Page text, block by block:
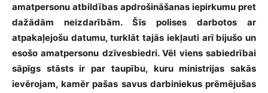
amatpersonu atbildības apdrošināšanas iepirkumu pret
dažādām neizdarībām. Šīs polises darbotos ar
atpakaļejošu datumu, turklāt tajās iekļauti arī bijušo un
esošo amatpersonu dzīvesbiedri. Vēl viens sabiedrībai
sāpīgs stāsts ir par taupību, kuru ministrijas sakās
ievērojam, kamēr pašas savus darbiniekus prēmējušas